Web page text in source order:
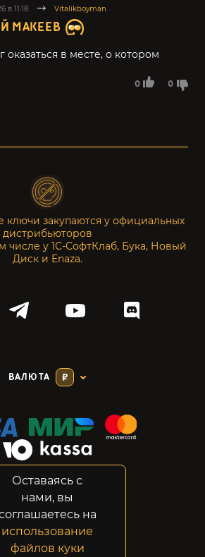
в 11:18 Vitalikboyman
МАКЕЕВ
0 0
оказаться в месте, о котором
ключи закупаются у официальных
дистрибьюторов
числе у 1С-СофтКлаб, Бука, Новый
Диск и Enaza.
ВАЛЮТА ₽
Конфиденциальность
Возвраты
информация
Оставаясь с
нами, вы
на
использование
файлов куки